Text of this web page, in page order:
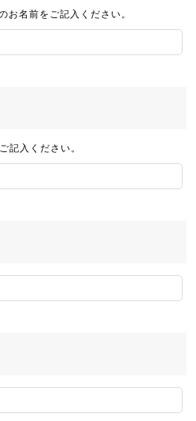
お名前をご記入ください。
記入ください。